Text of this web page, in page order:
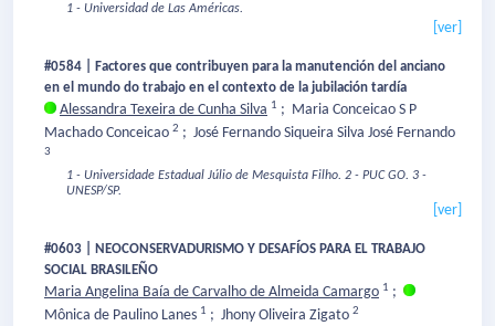
1 - Universidad de Las Américas.
[ver]
#0584 | Factores que contribuyen para la manutención del anciano
en el mundo do trabajo en el contexto de la jubilación tardía
Alessandra Texeira de Cunha Silva 1 ; Maria Conceicao S P
Machado Conceicao 2 ; José Fernando Siqueira Silva José Fernando
3
1 - Universidade Estadual Júlio de Mesquista Filho. 2 - PUC GO. 3 -
UNESP/SP.
[ver]
#0603 | NEOCONSERVADURISMO Y DESAFÍOS PARA EL TRABAJO
SOCIAL BRASILEÑO
Maria Angelina Baía de Carvalho de Almeida Camargo 1 ;
Mônica de Paulino Lanes 1 ; Jhony Oliveira Zigato 2